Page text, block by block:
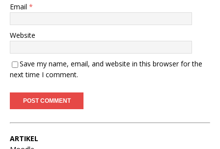
Email *
Website
Save my name, email, and website in this browser for the
next time I comment.
ARTIKEL